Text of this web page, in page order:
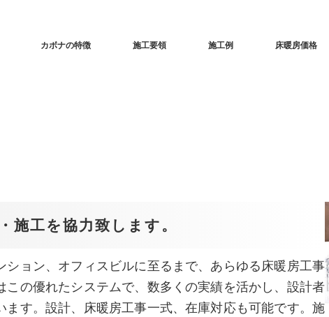
カボナの特徴 施工要領 施工例 床暖房価格
施工を協力致します。
ョン、オフィスビルに至るまで、あらゆる床暖房工事
の優れたシステムで、数多くの実績を活かし、設計者
す。設計、床暖房工事一式、在庫対応も可能です。施